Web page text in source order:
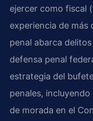
ejercer como fiscal
experiencia de más
penal abarca
defensa penal
estrategia del
penales,
de morada en el